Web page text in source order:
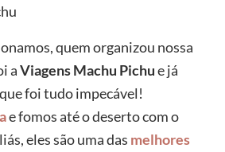
quem organizou nossa
aViagens Machu Pichue já
foi tudo impecável!
e fomos até o deserto com o
eles são uma das melhores